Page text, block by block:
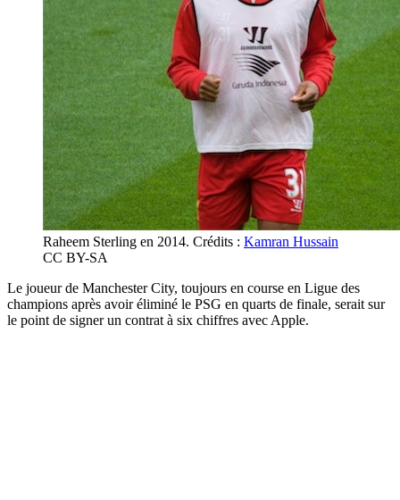
Raheem Sterling en 2014. Crédits : Kamran Hussain
CC BY-SA
Le joueur de Manchester City, toujours en course en Ligue des
champions après avoir éliminé le PSG en quarts de finale, serait sur
le point de signer un contrat à six chiffres avec Apple.